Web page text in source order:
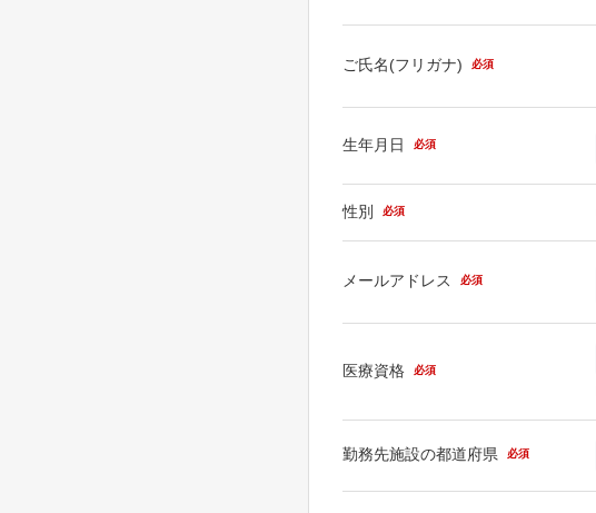
ご氏名(フリガナ) 必須
生年月日 必須
性別 必須
メールアドレス 必須
医療資格 必須
勤務先施設の都道府県 必須